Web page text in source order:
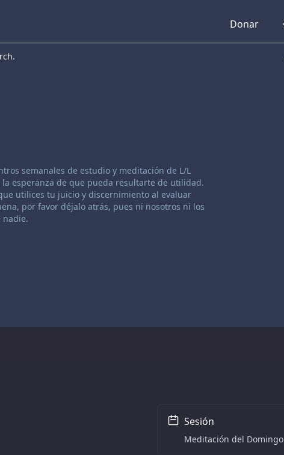
Donar
semanales de estudio y meditación de L/L
la esperanza de que pueda resultarte de utilidad.
utilices tu juicio y discernimiento al evaluar
por favor déjalo atrás, pues ni nosotros ni los
nadie.
Sesión
Meditación del Domingo